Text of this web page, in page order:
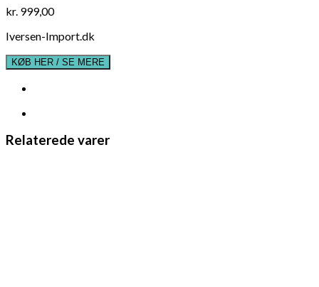
kr. 999,00
Iversen-Import.dk
KØB HER / SE MERE
Relaterede varer